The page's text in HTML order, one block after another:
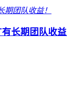
长期团队收益